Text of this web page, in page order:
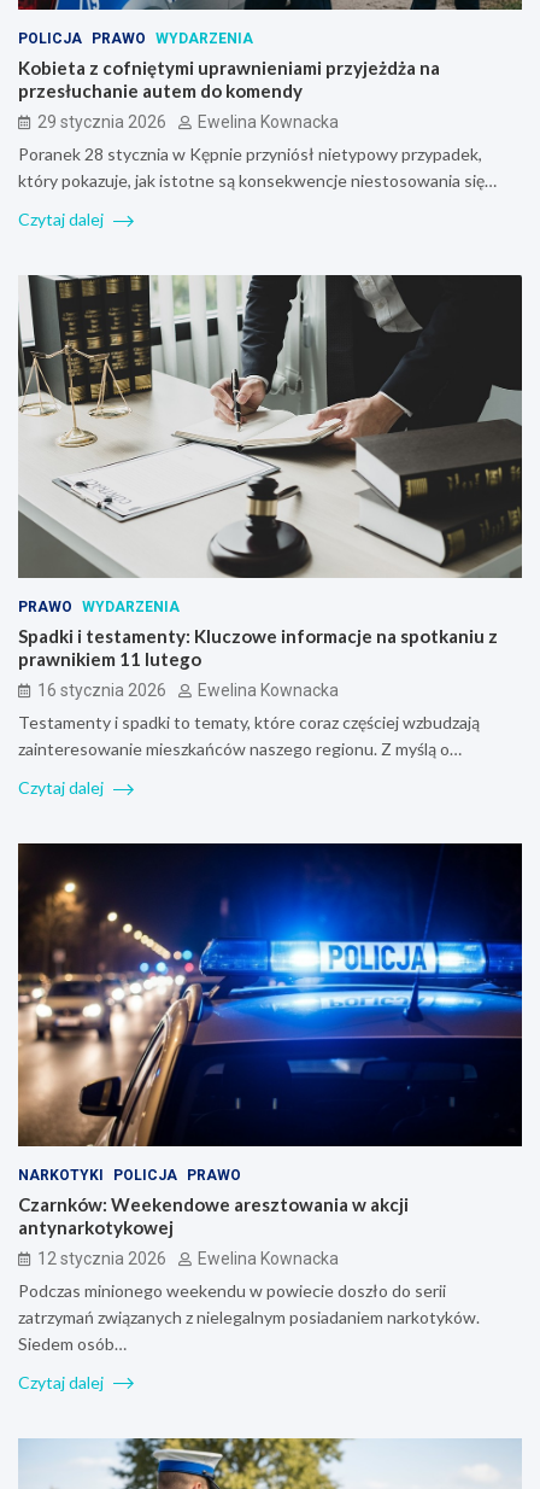
POLICJA PRAWO WYDARZENIA
Kobieta z cofniętymi uprawnieniami przyjeżdża na
przesłuchanie autem do komendy
29 stycznia 2026 Ewelina Kownacka
Poranek 28 stycznia w Kępnie przyniósł nietypowy przypadek,
który pokazuje, jak istotne są konsekwencje niestosowania się…
Czytaj dalej
PRAWO WYDARZENIA
Spadki i testamenty: Kluczowe informacje na spotkaniu z
prawnikiem 11 lutego
16 stycznia 2026 Ewelina Kownacka
Testamenty i spadki to tematy, które coraz częściej wzbudzają
zainteresowanie mieszkańców naszego regionu. Z myślą o…
Czytaj dalej
NARKOTYKI POLICJA PRAWO
Czarnków: Weekendowe aresztowania w akcji
antynarkotykowej
12 stycznia 2026 Ewelina Kownacka
Podczas minionego weekendu w powiecie doszło do serii
zatrzymań związanych z nielegalnym posiadaniem narkotyków.
Siedem osób…
Czytaj dalej